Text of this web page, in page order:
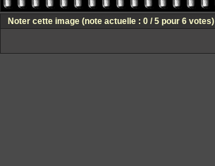
Noter cette image (note actuelle : 0 / 5 pour 6 votes)